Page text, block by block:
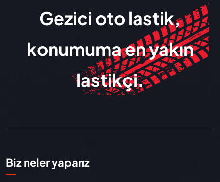
Gezici oto lastik,
konumuma en yakın
lastikçi.
Biz neler yaparız